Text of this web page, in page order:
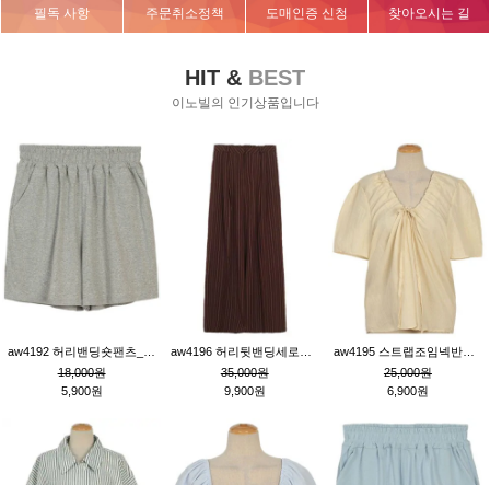
필독 사항 주문취소정책 도매인증 신청 찾아오시는 길
HIT & BEST
이노빌의 인기상품입니다
18,000원
5,900원
35,000원
9,900원
25,000원
6,900원